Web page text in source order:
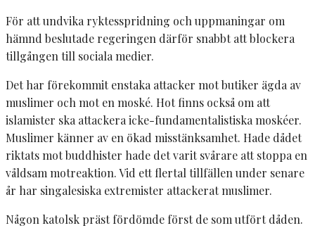
För att undvika ryktesspridning och uppmaningar om
hämnd beslutade regeringen därför snabbt att blockera
tillgången till sociala medier.
Det har förekommit enstaka attacker mot butiker ägda av
muslimer och mot en moské. Hot finns också om att
islamister ska attackera icke-fundamentalistiska moskéer.
Muslimer känner av en ökad misstänksamhet. Hade dådet
riktats mot buddhister hade det varit svårare att stoppa en
våldsam motreaktion. Vid ett flertal tillfällen under senare
år har singalesiska extremister attackerat muslimer.
Någon katolsk präst fördömde först de som utfört dåden.